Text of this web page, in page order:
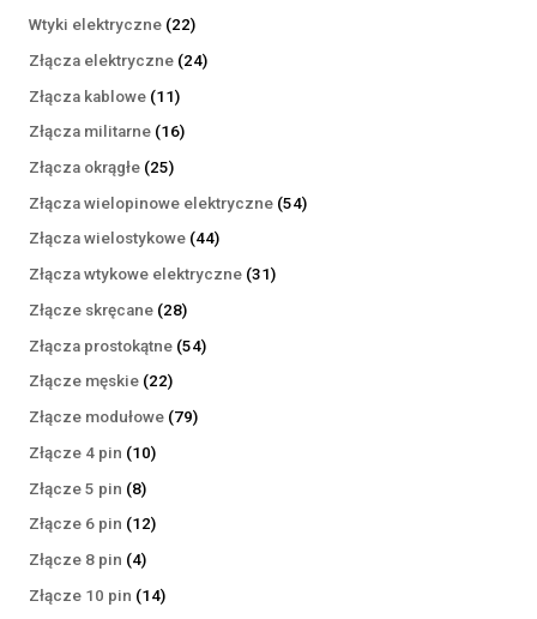
Wtyki elektryczne 2222
produkty
Złącza elektryczne 2424
Złącza kablowe 1111
produktów
Złącza militarne 1616
Złącza okrągłe 2525
produktów
Złącza wielopinowe elektryczne 5454
Złącza wielostykowe 4444
produkty
Złącza wtykowe elektryczne 3131
Złącze skręcane 2828
produktów
Złącza prostokątne 5454
Złącze męskie 2222
produkty
Złącze modułowe 7979
Złącze 4 pin 1010
Złącze 5 pin 88
produktów
Złącze 6 pin 1212
Złącze 8 pin 44
produkty
Złącze 10 pin 1414